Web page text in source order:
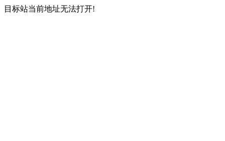
目标站当前地址无法打开!